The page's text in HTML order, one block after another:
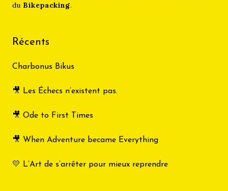
du Bikepacking.
Récents
Charbonus Bikus
🎥 Les Échecs n’existent pas.
🎥 Ode to First Times
🎥 When Adventure became Everything
💛 L’Art de s’arrêter pour mieux reprendre